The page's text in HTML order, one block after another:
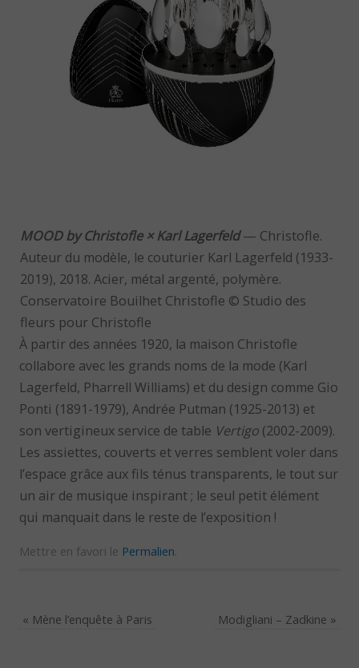
MOOD by Christofle × Karl Lagerfeld — Christofle.
Auteur du modèle, le couturier Karl Lagerfeld (1933-
2019), 2018. Acier, métal argenté, polymère.
Conservatoire Bouilhet Christofle © Studio des
fleurs pour Christofle
À partir des années 1920, la maison Christofle
collabore avec les grands noms de la mode (Karl
Lagerfeld, Pharrell Williams) et du design comme Gio
Ponti (1891-1979), Andrée Putman (1925-2013) et
son vertigineux service de table Vertigo (2002-2009).
Les assiettes, couverts et verres semblent voler dans
l’espace grâce aux fils ténus transparents, le tout sur
un air de musique inspirant ; le seul petit élément
qui manquait dans le reste de l’exposition !
Mettre en favori le Permalien
« Mène l’enquête à Paris Modigliani – Zadkine »